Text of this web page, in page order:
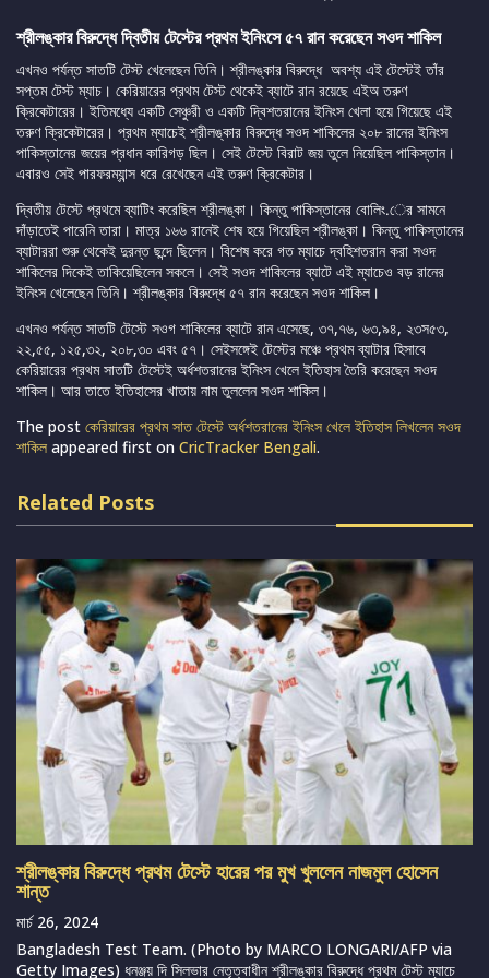
শ্রীলঙ্কার বিরুদ্ধে দ্বিতীয় টেস্টের প্রথম ইনিংসে ৫৭ রান করেছেন সওদ শাকিল
এখনও পর্যন্ত সাতটি টেস্ট খেলেছেন তিনি। শ্রীলঙ্কার বিরুদ্ধে অবশ্য এই টেস্টেই তাঁর
সপ্তম টেস্ট ম্যাচ। কেরিয়ারের প্রথম টেস্ট থেকেই ব্যাটে রান রয়েছে এইঅ তরুণ
ক্রিকেটারের। ইতিমধ্যে একটি সেঞ্চুরী ও একটি দ্বিশতরানের ইনিংস খেলা হয়ে গিয়েছে এই
তরুণ ক্রিকেটারের। প্রথম ম্যাচেই শ্রীলঙ্কার বিরুদ্ধে সওদ শাকিলের ২০৮ রানের ইনিংস
পাকিস্তানের জয়ের প্রধান কারিগড় ছিল। সেই টেস্টে বিরাট জয় তুলে নিয়েছিল পাকিস্তান।
এবারও সেই পারফরম্যান্স ধরে রেখেছেন এই তরুণ ক্রিকেটার।
দ্বিতীয় টেস্টে প্রথমে ব্যাটিং করেছিল শ্রীলঙ্কা। কিন্তু পাকিস্তানের বোলিং.ের সামনে
দাঁড়াতেই পারেনি তারা। মাত্র ১৬৬ রানেই শেষ হয়ে গিয়েছিল শ্রীলঙ্কা। কিন্তু পাকিস্তানের
ব্যাটাররা শুরু থেকেই দুরন্ত ছন্দে ছিলেন। বিশেষ করে গত ম্যাচে দ্বহিশতরান করা সওদ
শাকিলের দিকেই তাকিয়েছিলেন সকলে। সেই সওদ শাকিলের ব্যাটে এই ম্যাচেও বড় রানের
ইনিংস খেলেছেন তিনি। শ্রীলঙ্কার বিরুদ্ধে ৫৭ রান করেছেন সওদ শাকিল।
এখনও পর্যন্ত সাতটি টেস্টে সওগ শাকিলের ব্যাটে রান এসেছে, ৩৭,৭৬, ৬৩,৯৪, ২৩স৫৩,
২২,৫৫, ১২৫,৩২, ২০৮,৩০ এবং ৫৭। সেইসঙ্গেই টেস্টের মঞ্চে প্রথম ব্যাটার হিসাবে
কেরিয়ারের প্রথম সাতটি টেস্টেই অর্ধশতরানের ইনিংস খেলে ইতিহাস তৈরি করেছেন সওদ
শাকিল। আর তাতে ইতিহাসের খাতায় নাম তুললেন সওদ শাকিল।
The post কেরিয়ারের প্রথম সাত টেস্টে অর্ধশতরানের ইনিংস খেলে ইতিহাস লিখলেন সওদ
শাকিল appeared first on CricTracker Bengali.
Related Posts
শ্রীলঙ্কার বিরুদ্ধে প্রথম টেস্টে হারের পর মুখ খুললেন নাজমুল হোসেন
শান্ত
মার্চ 26, 2024
Bangladesh Test Team. (Photo by MARCO LONGARI/AFP via
Getty Images) ধনঞ্জয় দি সিলভার নেতৃত্বাধীন শ্রীলঙ্কার বিরুদ্ধে প্রথম টেস্ট ম্যাচে